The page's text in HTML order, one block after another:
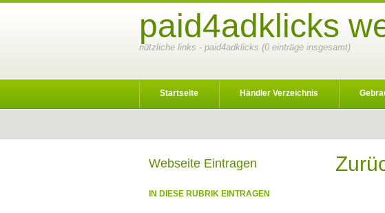
paid4adklicks
nützliche links - paid4adklicks (0 einträge insgesamt)
Startseite Händler Verzeichnis
Webseite Eintragen
IN DIESE RUBRIK EINTRAGEN